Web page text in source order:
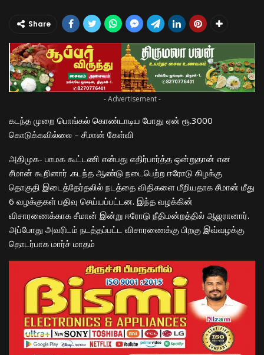
Share
- Advertisement -
கடந்த முறை பொங்கல் கொண்டாடிய போது ஏன் ரூ.3000
கொடுக்கவில்லை – சீமான் கேள்வி
அதிமுக- பாமக கூட்டணி என்பது எதிர்பார்த்த ஒன்றுதான் என
சீமான் கூறினார் .கடந்த ஆண்டு நடைபெற்ற ஈரோடு கிழக்கு
தொகுதி இடைத்தேர்தலில் நடத்தை விதிகளை மீறியதாக சீமான் மீது
6 வழக்குகள் பதிவு செய்யப்பட்டன. இந்த வழக்கின்
விசாரணைக்காக சீமான் இன்று ஈரோடு நீதிமன்றத்தில் ஆஜரானார்.
அப்போது அவரிடம் நடத்தப்பட்ட விசாரணைக்கு பிறகு இவ்வழக்கு
தொடர்பாக மார்ச் மாதம்